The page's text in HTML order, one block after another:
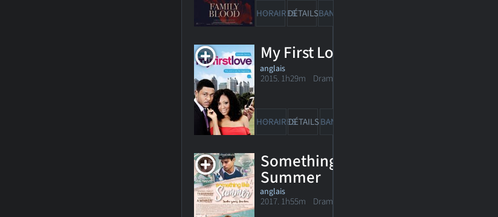
HORAIRESDÉTAILSBANDE-ANN
My First Love
anglais
2015. 1h29m Drame romantique
HORAIRESDÉTAILSBANDE-ANN
Something Like
Summer
anglais
2017. 1h55m Drame romantique musical